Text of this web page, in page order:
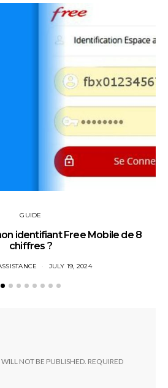
GUIDE
identifiant Free Mobile de 8
chiffres ?
JULY 19, 2024
NOT BE PUBLISHED. REQUIRED